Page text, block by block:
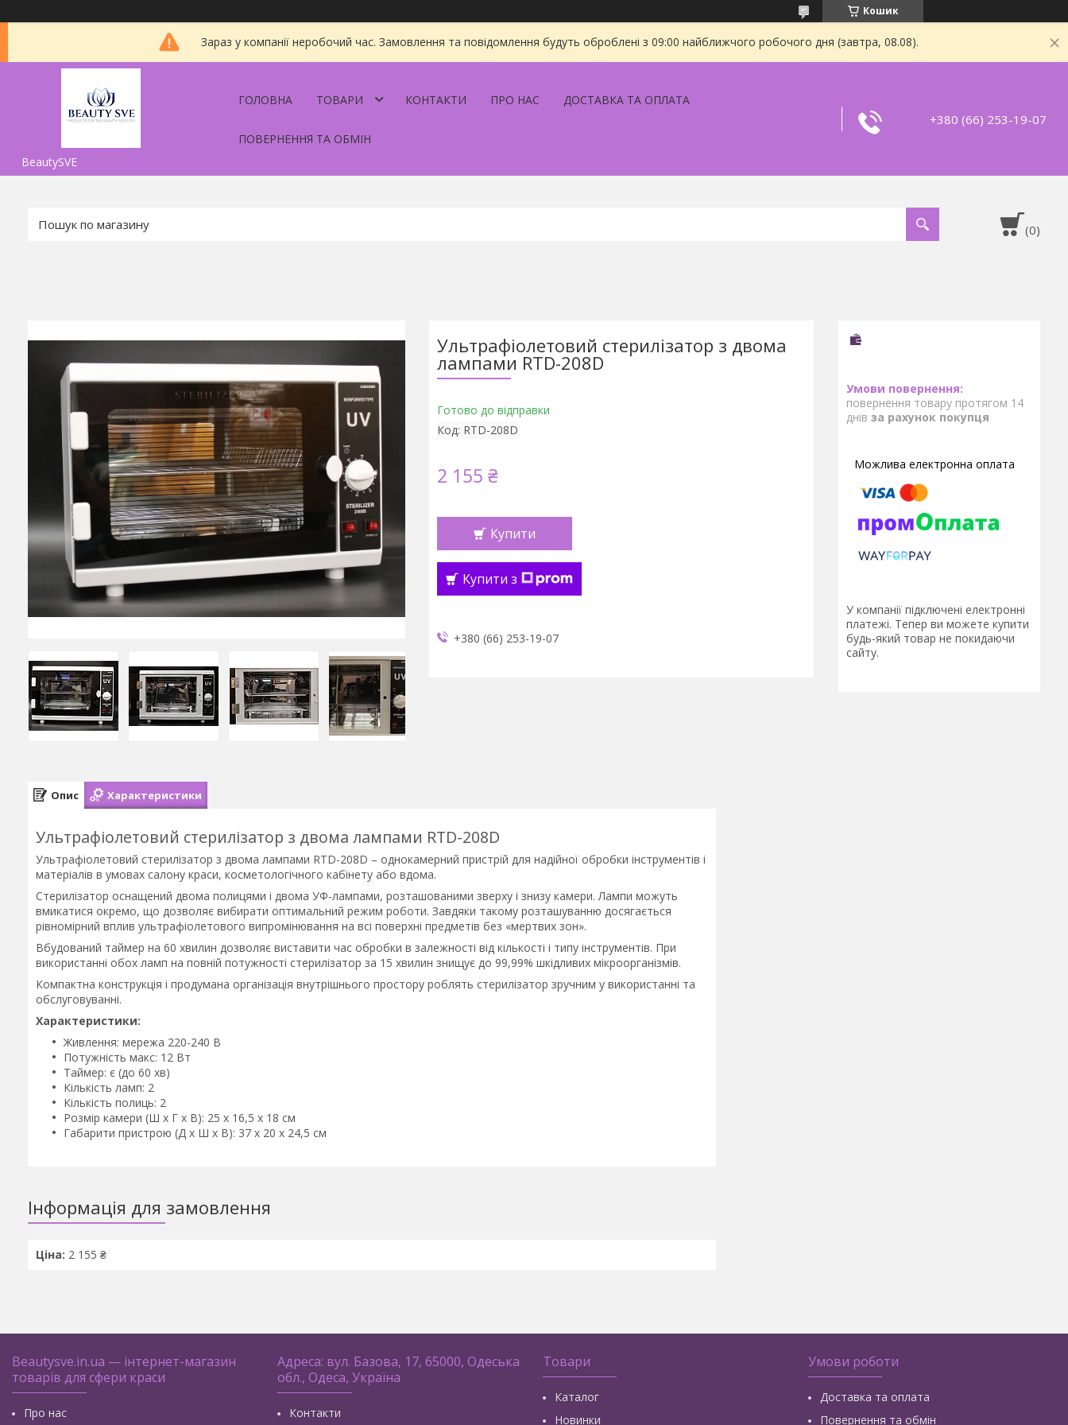
Кошик
Зараз у компанії неробочий час. Замовлення та повідомлення будуть оброблені з 09:00 найближчого робочого дня (завтра, 08.08).
BeautySVE
ГОЛОВНА ТОВАРИ КОНТАКТИ ПРО НАС ДОСТАВКА ТА ОПЛАТА
ПОВЕРНЕННЯ ТА ОБМІН
+380 (66) 253-19-07
Ультрафіолетовий стерилізатор з двома
лампами RTD-208D
Готово до відправки
Код: RTD-208D
2 155 ₴
Купити
Купити з
+380 (66) 253-19-07
повернення товару протягом 14
днів за рахунок покупця
У компанії підключені електронні
платежі. Тепер ви можете купити
будь-який товар не покидаючи
сайту.
Опис Характеристики
Ультрафіолетовий стерилізатор з двома лампами RTD-208D
Ультрафіолетовий стерилізатор з двома лампами RTD-208D – однокамерний пристрій для надійної обробки інструментів і
матеріалів в умовах салону краси, косметологічного кабінету або вдома.
Стерилізатор оснащений двома полицями і двома УФ-лампами, розташованими зверху і знизу камери. Лампи можуть
вмикатися окремо, що дозволяє вибирати оптимальний режим роботи. Завдяки такому розташуванню досягається
рівномірний вплив ультрафіолетового випромінювання на всі поверхні предметів без «мертвих зон».
Вбудований таймер на 60 хвилин дозволяє виставити час обробки в залежності від кількості і типу інструментів. При
використанні обох ламп на повній потужності стерилізатор за 15 хвилин знищує до 99,99% шкідливих мікроорганізмів.
Компактна конструкція і продумана організація внутрішнього простору роблять стерилізатор зручним у використанні та
обслуговуванні.
Характеристики:
Живлення: мережа 220-240 В
Потужність макс: 12 Вт
Таймер: є (до 60 хв)
Кількість ламп: 2
Кількість полиць: 2
Розмір камери (Ш х Г х В): 25 х 16,5 х 18 см
Габарити пристрою (Д х Ш х В): 37 х 20 х 24,5 см
Інформація для замовлення
Ціна: 2 155 ₴
Beautysve.in.ua — інтернет-магазин
товарів для сфери краси
Про нас
Адреса: вул. Базова, 17, 65000, Одеська
обл., Одеса, Україна
Контакти
Товари
Каталог
Новинки
Умови роботи
Доставка та оплата
Повернення та обмін